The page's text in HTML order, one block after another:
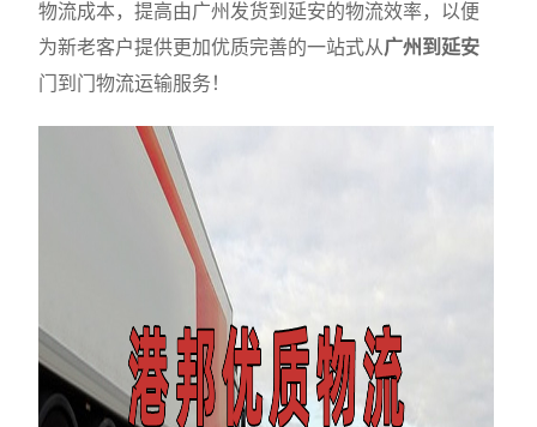
物流成本，提高由广州发货到延安的物流效率，以便
为新老客户提供更加优质完善的一站式从广州到延安
门到门物流运输服务！